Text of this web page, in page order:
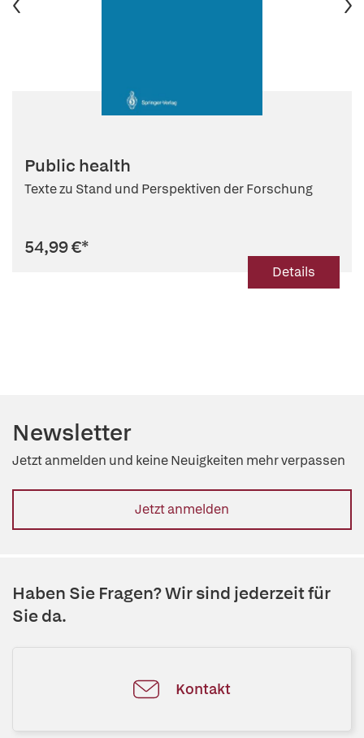
Public health
Texte zu Stand und Perspektiven der Forschung
54,99 €*
Details
Newsletter
Jetzt anmelden und keine Neuigkeiten mehr verpassen
Jetzt anmelden
Haben Sie Fragen? Wir sind jederzeit für
Sie da.
Kontakt